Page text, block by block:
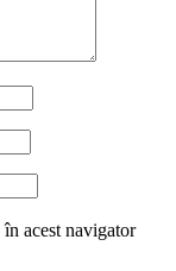
acest navigator